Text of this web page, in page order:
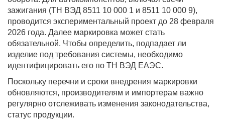
зажигания (ТН ВЭД 8511 10 000 1 и 8511 10 000 9),
проводится экспериментальный проект до 28 февраля
2026 года. Далее маркировка может стать
обязательной. Чтобы определить, подпадает ли
изделие под требования системы, необходимо
идентифицировать его по ТН ВЭД ЕАЭС.
Поскольку перечни и сроки внедрения маркировки
обновляются, производителям и импортерам важно
регулярно отслеживать изменения законодательства,
статус продукции.